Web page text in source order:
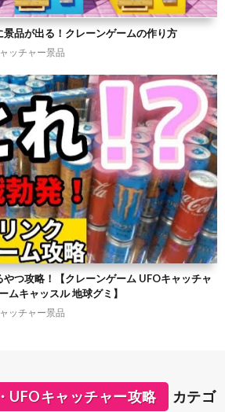
景品が出る！クレーンゲームの作り方
ッチャー景品
つ攻略！【クレーンゲーム UFOキャッチャ
ムキャッスル 地球グミ】
ッチャー景品
UFOキャッチャー攻略
カテゴ